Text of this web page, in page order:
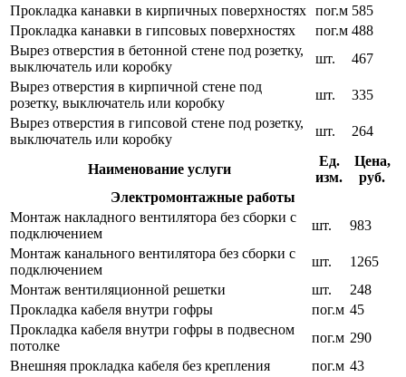
Прокладка канавки в кирпичных поверхностях пог.м 585
Прокладка канавки в гипсовых поверхностях
пог.м 488
Вырез отверстия в бетонной стене под розетку,
выключатель или коробку
шт.
467
Вырез отверстия в кирпичной стене под
розетку, выключатель или коробку
шт.
335
Вырез отверстия в гипсовой стене под розетку,
выключатель или коробку
шт. 264
Наименование услуги
Ед.
изм.
Цена,
руб.
Электромонтажные работы
Монтаж накладного вентилятора без сборки с
подключением
шт.
983
Монтаж канального вентилятора без сборки с
подключением
шт.
1265
Монтаж вентиляционной решетки
шт.
248
Прокладка кабеля внутри гофры
пог.м 45
Прокладка кабеля внутри гофры в подвесном
потолке
пог.м 290
Внешняя прокладка кабеля без крепления
пог.м 43